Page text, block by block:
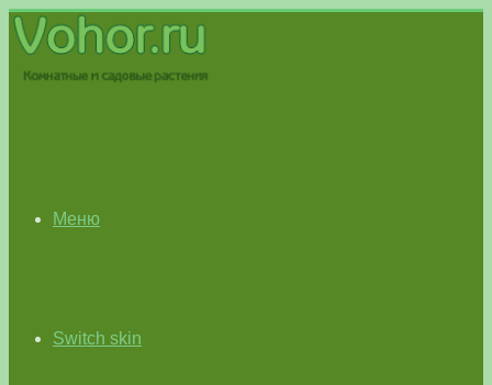
Меню
Switch skin